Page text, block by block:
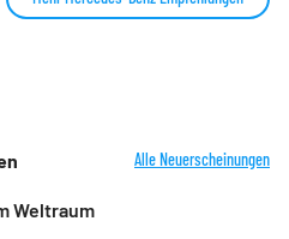
Alle Neuerscheinungen
Weltraum